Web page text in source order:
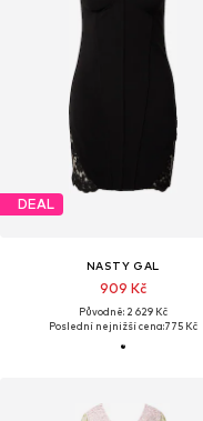
DEAL
NASTY GAL
909 Kč
Původně: 2 629 Kč
Poslední nejnižší cena:775 Kč